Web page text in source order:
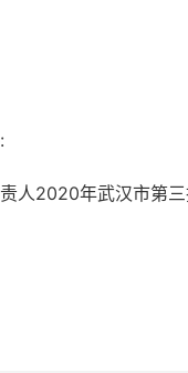
人2020年武汉市第